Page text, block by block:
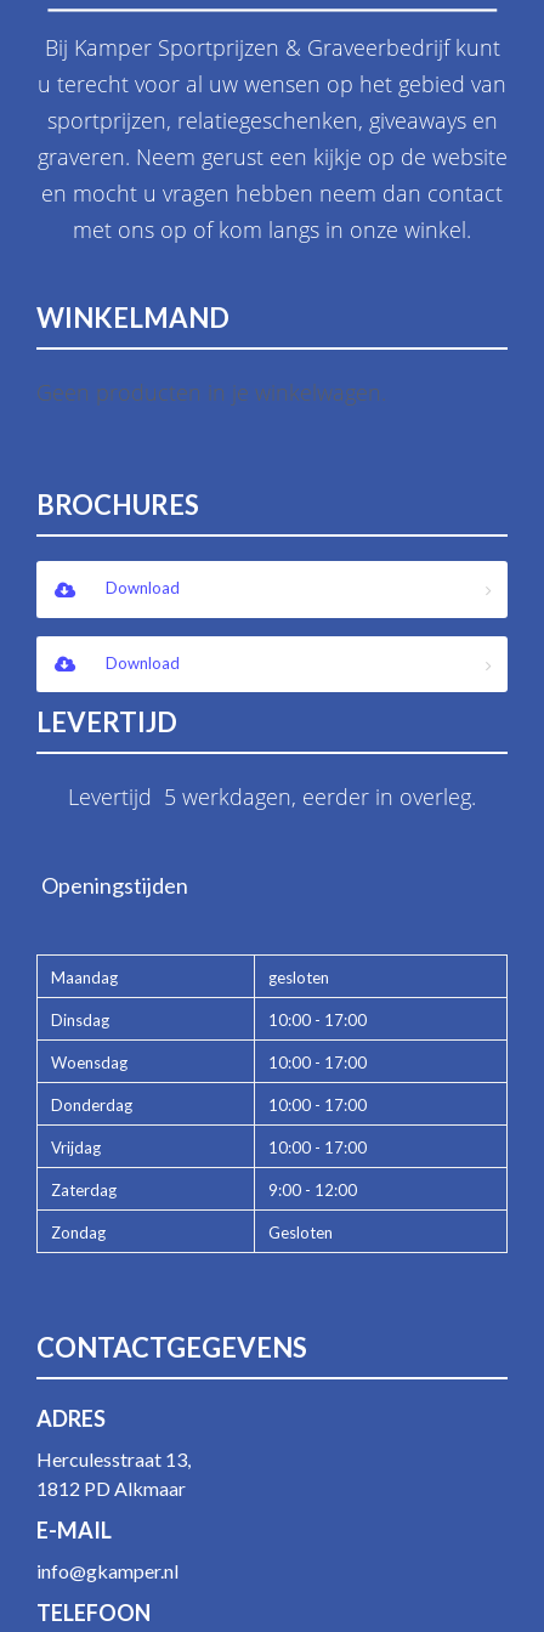
Bij Kamper Sportprijzen & Graveerbedrijf kunt
u terecht voor al uw wensen op het gebied van
sportprijzen, relatiegeschenken, giveaways en
graveren. Neem gerust een kijkje op de website
en mocht u vragen hebben neem dan contact
met ons op of kom langs in onze winkel.
WINKELMAND
Geen producten in je winkelwagen.
BROCHURES
Download
Download
LEVERTIJD
Levertijd 5 werkdagen, eerder in overleg.
Openingstijden
Maandag gesloten
Dinsdag 10:00 - 17:00
Woensdag 10:00 - 17:00
Donderdag 10:00 - 17:00
Vrijdag 10:00 - 17:00
Zaterdag 9:00 - 12:00
Zondag Gesloten
CONTACTGEGEVENS
ADRES
Herculesstraat 13,
1812 PD Alkmaar
E-MAIL
info@gkamper.nl
TELEFOON